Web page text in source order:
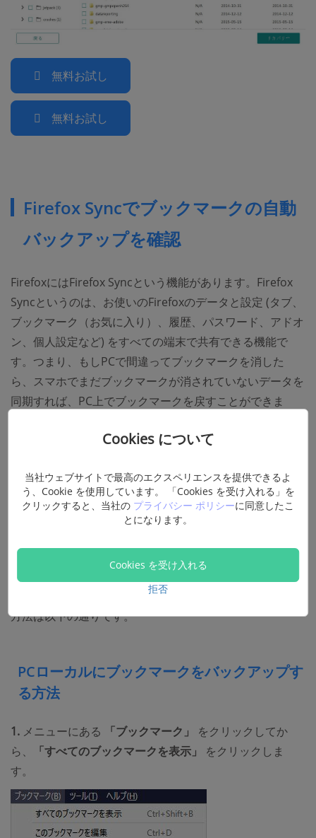
無料お試し
無料お試し
Firefox Syncでブックマークの自動
バックアップを確認
FirefoxにはFirefox Syncという機能があります。Firefox
Syncというのは、お使いのFirefoxのデータと設定 (タブ、
ブックマーク（お気に入り）、履歴、パスワード、アドオ
ン、個人設定など) をすべての端末で共有できる機能で
す。つまり、もしPCで間違ってブックマークを消した
ら、スマホでまだブックマークが消されていないデータを
同期すれば、PC上でブックマークを戻すことができま
ではなく、一定の時間が経過したらブックマークを一回実
ックマークを戻せません。
Firefoxでは毎日、ブックマークのバックアップを、最近
15日分を自動的に保存しています。そのため、万が一ブッ
クマークを間違って消しても、すぐに自動保存したデータ
から復元できます。その他に、手動でも好きなタイミング
でマックブークのデータを保存することができます。
方法は以下の通りです。
PCローカルにブックマークをバックアップす
る方法
1. メニューにある 「ブックマーク」
をクリックしてか
ら、
「すべてのブックマークを表示」
をクリックしま
す。
Cookies について
当社ウェブサイトで最高のエクスペリエンスを提供できるよ
う、Cookie を使用しています。 「Cookies を受け入れる」を
クリックすると、当社の プライバシー ポリシーに同意したこ
とになります。
Cookies を受け入れる
拒否